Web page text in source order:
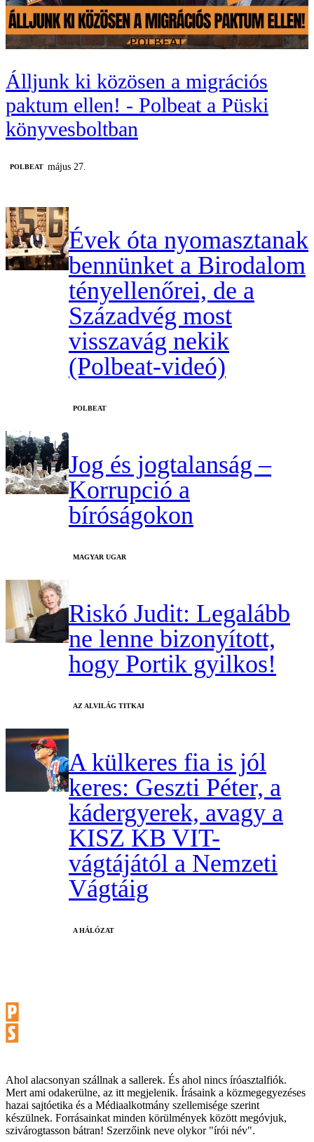
Álljunk ki közösen a migrációs
paktum ellen! - Polbeat a Püski
könyvesboltban
‎POLBEAT május 27.
Évek óta nyomasztanak
bennünket a Birodalom
tényellenőrei, de a
Századvég most
visszavág nekik
(Polbeat-videó)
‎POLBEAT
Jog és jogtalanság –
Korrupció a
bíróságokon
MAGYAR UGAR
Riskó Judit: Legalább
ne lenne bizonyított,
hogy Portik gyilkos!
AZ ALVILÁG TITKAI
A külkeres fia is jól
keres: Geszti Péter, a
kádergyerek, avagy a
KISZ KB VIT-
vágtájától a Nemzeti
Vágtáig
A HÁLÓZAT
Ahol alacsonyan szállnak a sallerek. És ahol nincs íróasztalfiók.
Mert ami odakerülne, az itt megjelenik. Írásaink a közmegegyezéses
hazai sajtóetika és a Médiaalkotmány szellemisége szerint
készülnek. Forrásainkat minden körülmények között megóvjuk,
szivárogtasson bátran! Szerzőink neve olykor "írói név".